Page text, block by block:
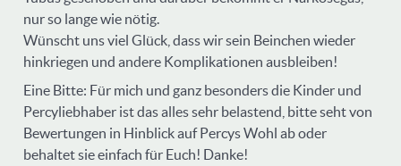
nur so lange wie nötig.
Wünscht uns viel Glück, dass wir sein Beinchen wieder
hinkriegen und andere Komplikationen ausbleiben!
Eine Bitte: Für mich und ganz besonders die Kinder und
Percyliebhaber ist das alles sehr belastend, bitte seht von
Bewertungen in Hinblick auf Percys Wohl ab oder
behaltet sie einfach für Euch! Danke!